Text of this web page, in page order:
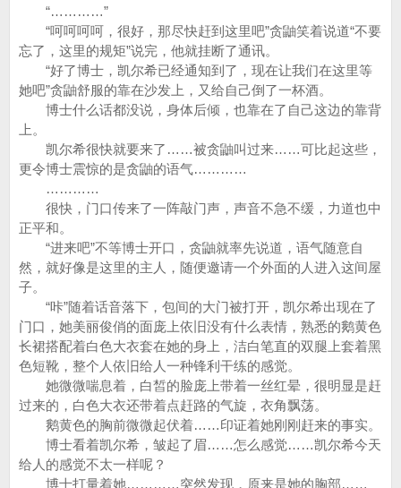
“…………”
“呵呵呵呵，很好，那尽快赶到这里吧”贪鼬笑着说道“不要
忘了，这里的规矩”说完，他就挂断了通讯。
“好了博士，凯尔希已经通知到了，现在让我们在这里等
她吧”贪鼬舒服的靠在沙发上，又给自己倒了一杯酒。
博士什么话都没说，身体后倾，也靠在了自己这边的靠背
上。
凯尔希很快就要来了……被贪鼬叫过来……可比起这些，
更令博士震惊的是贪鼬的语气…………
…………
很快，门口传来了一阵敲门声，声音不急不缓，力道也中
正平和。
“进来吧”不等博士开口，贪鼬就率先说道，语气随意自
然，就好像是这里的主人，随便邀请一个外面的人进入这间屋
子。
“咔”随着话音落下，包间的大门被打开，凯尔希出现在了
门口，她美丽俊俏的面庞上依旧没有什么表情，熟悉的鹅黄色
长裙搭配着白色大衣套在她的身上，洁白笔直的双腿上套着黑
色短靴，整个人依旧给人一种锋利干练的感觉。
她微微喘息着，白皙的脸庞上带着一丝红晕，很明显是赶
过来的，白色大衣还带着点赶路的气旋，衣角飘荡。
鹅黄色的胸前微微起伏着……印证着她刚刚赶来的事实。
博士看着凯尔希，皱起了眉……怎么感觉……凯尔希今天
给人的感觉不太一样呢？
博士打量着她…………突然发现，原来是她的胸部……